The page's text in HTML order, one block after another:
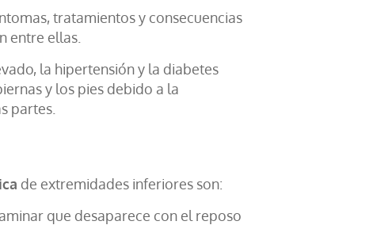
tratamientos y consecuencias
entre ellas.
la hipertensión y la diabetes
y los pies debido a la
partes.
de extremidades inferiores son:
que desaparece con el reposo